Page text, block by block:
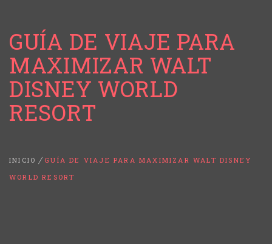
GUÍA DE VIAJE PARA
MAXIMIZAR WALT
DISNEY WORLD
RESORT
INICIO
GUÍA DE VIAJE PARA MAXIMIZAR WALT DISNEY
WORLD RESORT